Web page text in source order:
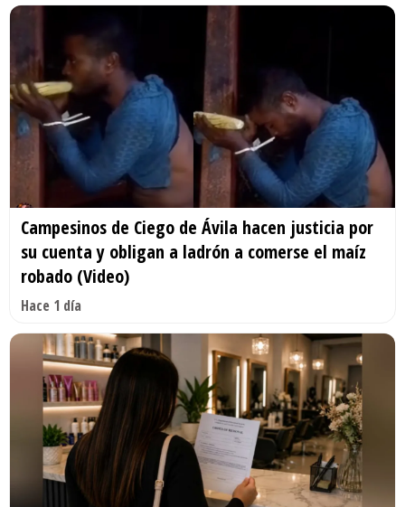
Campesinos de Ciego de Ávila hacen justicia por
su cuenta y obligan a ladrón a comerse el maíz
robado (Video)
Hace 1 día